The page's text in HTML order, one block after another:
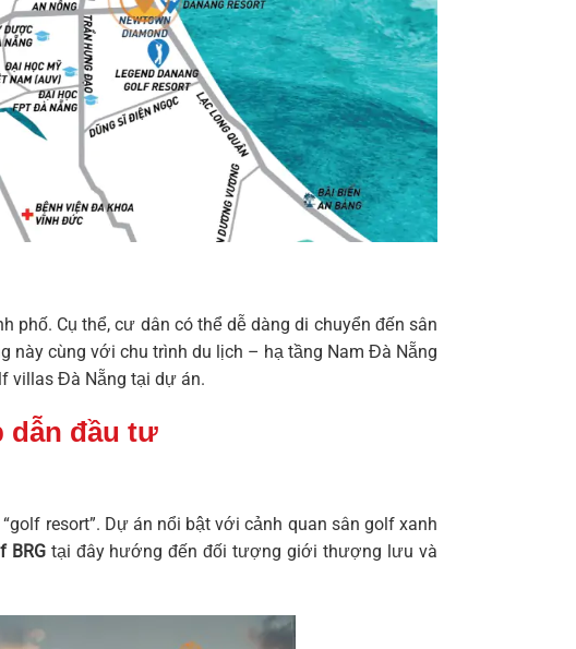
Cụ thể, cư dân có thể dễ dàng di chuyển đến sân
này cùng với chu trình du lịch – hạ tầng Nam Đà Nẵng
villas Đà Nẵng tại dự án.
dẫn đầu tư
resort”. Dự án nổi bật với cảnh quan sân golf xanh
BRGtại đây hướng đến đối tượng giới thượng lưu và